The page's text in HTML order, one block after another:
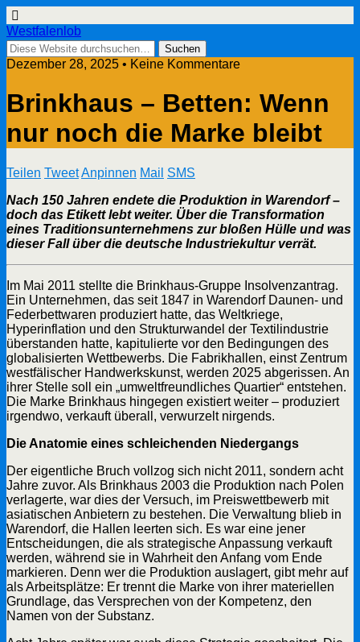
Westfalenlob
Dezember 28, 2025 • Keine Kommentare
Brinkhaus – Betten: Wenn
nur noch die Marke bleibt
Teilen TweetAnpinnen Mail SMS
Nach 150 Jahren endete die Produktion in Warendorf –
doch das Etikett lebt weiter. Über die Transformation
eines Traditionsunternehmens zur bloßen Hülle und was
dieser Fall über die deutsche Industriekultur verrät.
Im Mai 2011 stellte die Brinkhaus-Gruppe Insolvenzantrag.
Ein Unternehmen, das seit 1847 in Warendorf Daunen- und
Federbettwaren produziert hatte, das Weltkriege,
Hyperinflation und den Strukturwandel der Textilindustrie
überstanden hatte, kapitulierte vor den Bedingungen des
globalisierten Wettbewerbs. Die Fabrikhallen, einst Zentrum
westfälischer Handwerkskunst, werden 2025 abgerissen. An
ihrer Stelle soll ein „umweltfreundliches Quartier“ entstehen.
Die Marke Brinkhaus hingegen existiert weiter – produziert
irgendwo, verkauft überall, verwurzelt nirgends.
Die Anatomie eines schleichenden Niedergangs
Der eigentliche Bruch vollzog sich nicht 2011, sondern acht
Jahre zuvor. Als Brinkhaus 2003 die Produktion nach Polen
verlagerte, war dies der Versuch, im Preiswettbewerb mit
asiatischen Anbietern zu bestehen. Die Verwaltung blieb in
Warendorf, die Hallen leerten sich. Es war eine jener
Entscheidungen, die als strategische Anpassung verkauft
werden, während sie in Wahrheit den Anfang vom Ende
markieren. Denn wer die Produktion auslagert, gibt mehr auf
als Arbeitsplätze: Er trennt die Marke von ihrer materiellen
Grundlage, das Versprechen von der Kompetenz, den
Namen von der Substanz.